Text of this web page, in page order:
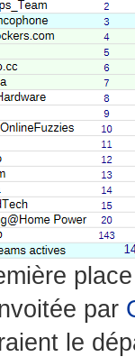
par
le